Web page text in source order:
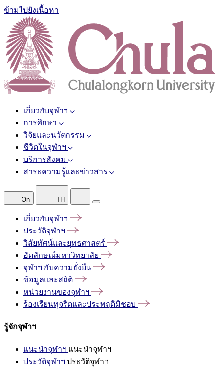
ข้ามไปยังเนื้อหา
เกี่ยวกับจุฬาฯ
การศึกษา
วิจัยและนวัตกรรม
ชีวิตในจุฬาฯ
บริการสังคม
สาระความรู้และข่าวสาร
On TH
เกี่ยวกับจุฬาฯ
ประวัติจุฬาฯ
วิสัยทัศน์และยุทธศาสตร์
อัตลักษณ์มหาวิทยาลัย
จุฬาฯ กับความยั่งยืน
ข้อมูลและสถิติ
หน่วยงานของจุฬาฯ
ร้องเรียนทุจริตและประพฤติมิชอบ
รู้จักจุฬาฯ
แนะนำจุฬาฯ แนะนำจุฬาฯ
ประวัติจุฬาฯ ประวัติจุฬาฯ